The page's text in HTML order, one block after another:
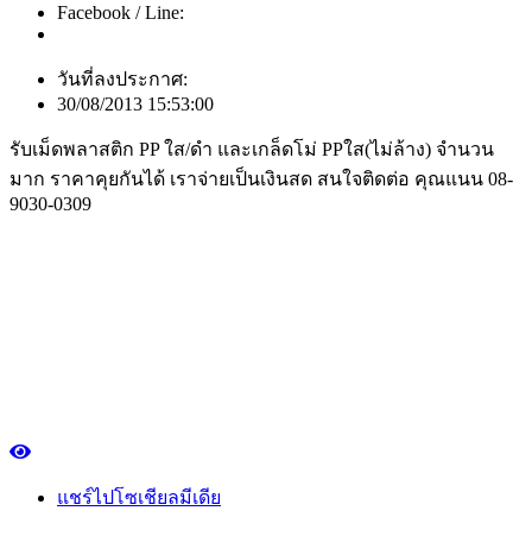
Facebook / Line:
วันที่ลงประกาศ:
30/08/2013 15:53:00
รับเม็ดพลาสติก PP ใส/ดำ และเกล็ดโม่ PPใส(ไม่ล้าง) จำนวน
มาก ราคาคุยกันได้ เราจ่ายเป็นเงินสด สนใจติดต่อ คุณแนน 08-
9030-0309
แชร์ไปโซเชียลมีเดีย